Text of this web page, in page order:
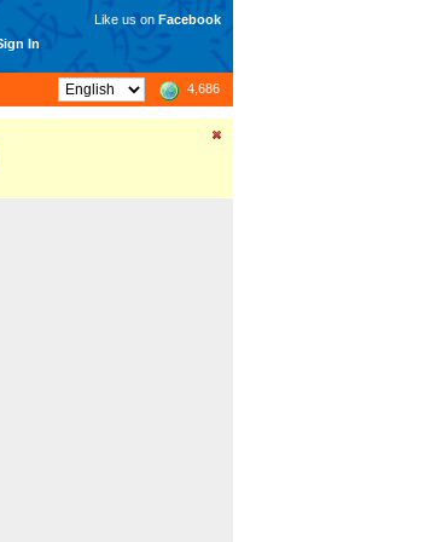
In
Like us on Facebook
4,686